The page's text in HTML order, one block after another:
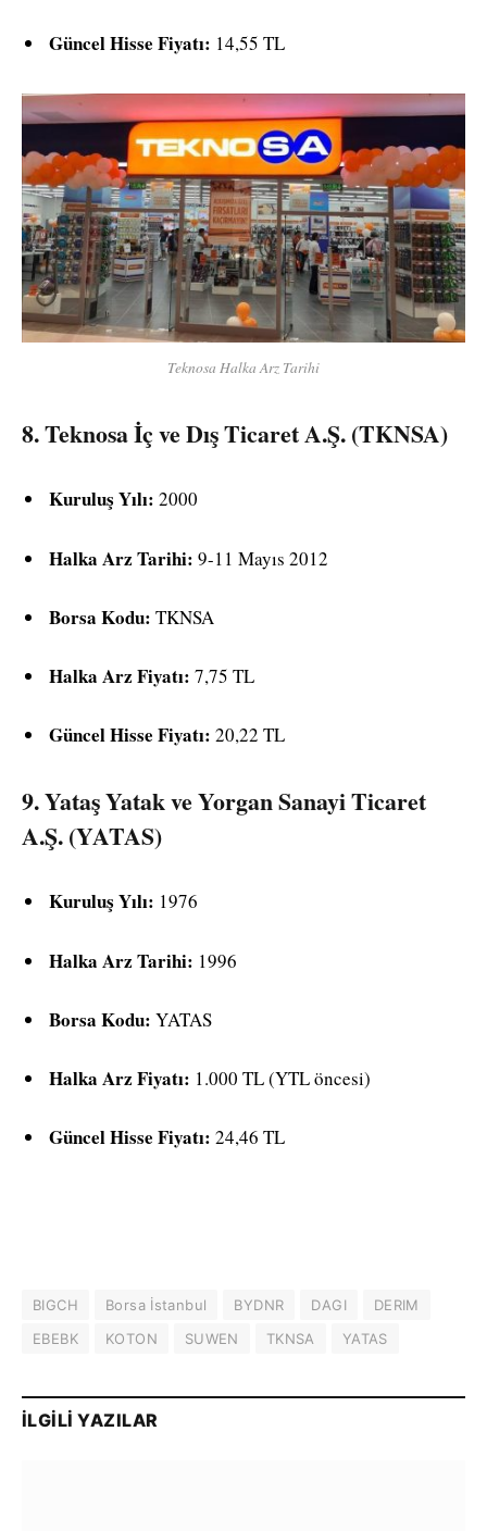
Güncel Hisse Fiyatı: 14,55 TL
Teknosa Halka Arz Tarihi
8.Teknosa İç ve Dış Ticaret A.Ş. (TKNSA)
Kuruluş Yılı: 2000
Halka Arz Tarihi: 9-11 Mayıs 2012
Borsa Kodu: TKNSA
Halka Arz Fiyatı: 7,75 TL
Güncel Hisse Fiyatı: 20,22 TL
9.Yataş Yatak ve Yorgan Sanayi Ticaret
A.Ş. (YATAS)
Kuruluş Yılı: 1976
Halka Arz Tarihi: 1996
Borsa Kodu: YATAS
Halka Arz Fiyatı: 1.000 TL (YTL öncesi)
Güncel Hisse Fiyatı: 24,46 TL
BIGCH Borsa İstanbul BYDNR DAGI
DERIM
EBEBK
KOTON SUWEN TKNSA YATAS
İLGILI YAZILAR